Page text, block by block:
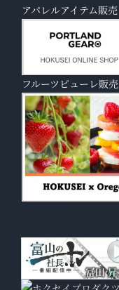
アパレルアイテム販売
フルーツピューレ販売